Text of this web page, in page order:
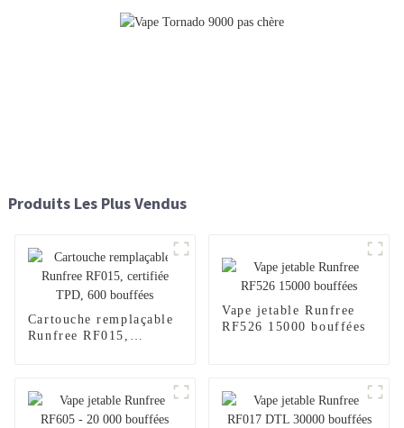
Produits Les Plus Vendus
Cartouche remplaçable
Runfree RF015,
Vape jetable Runfree
RF526 15000 bouffées